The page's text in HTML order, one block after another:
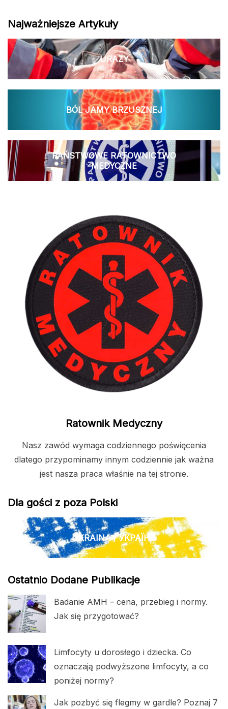
Najważniejsze Artykuły
URAZY
BÓL JAMY BRZUSZNEJ
PAŃSTWOWE RATOWNICTWO
MEDYCZNE
Ratownik Medyczny
Nasz zawód wymaga codziennego poświęcenia
dlatego przypominamy innym codziennie jak ważna
jest nasza praca właśnie na tej stronie.
Dla gości z poza Polski
UKRAINA / УКРАЇНА
Ostatnio Dodane Publikacje
Badanie AMH – cena, przebieg i normy.
Jak się przygotować?
Limfocyty u dorosłego i dziecka. Co
oznaczają podwyższone limfocyty, a co
poniżej normy?
Jak pozbyć się flegmy w gardle? Poznaj 7